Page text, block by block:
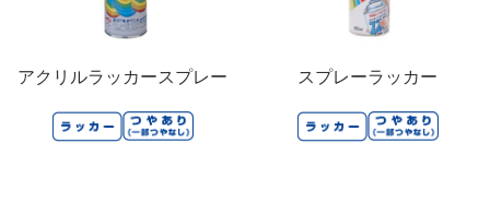
アクリルラッカースプレー スプレーラッカー